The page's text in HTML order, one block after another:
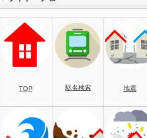
TOP 駅名検索 地震